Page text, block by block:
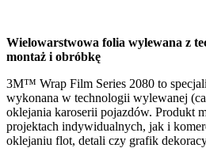
Wielowarstwowa folia wylewana z
montaż i obróbkę
3M™ Wrap Film Series 2080 to
wykonana w technologii wylewanej
oklejania karoserii pojazdów. Produkt
projektach indywidualnych, jak i
oklejaniu flot, detali czy grafik